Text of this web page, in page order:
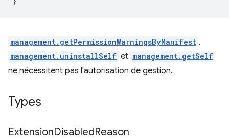
management.getPermissionWarningsByManifest ,
management.uninstallSelf et management.getSelf
ne nécessitent pas l'autorisation de gestion.
Types
ExtensionDisabledReason